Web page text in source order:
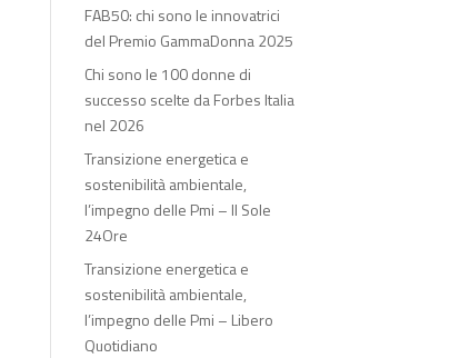
FAB50: chi sono le innovatrici
del Premio GammaDonna 2025
Chi sono le 100 donne di
successo scelte da Forbes Italia
nel 2026
Transizione energetica e
sostenibilità ambientale,
l’impegno delle Pmi – Il Sole
24Ore
Transizione energetica e
sostenibilità ambientale,
l’impegno delle Pmi – Libero
Quotidiano